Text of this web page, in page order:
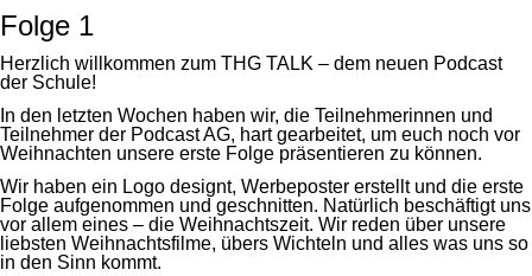
Folge 1
Herzlich willkommen zum THG TALK – dem neuen Podcast
der Schule!
In den letzten Wochen haben wir, die Teilnehmerinnen und
Teilnehmer der Podcast AG, hart gearbeitet, um euch noch vor
Weihnachten unsere erste Folge präsentieren zu können.
Wir haben ein Logo designt, Werbeposter erstellt und die erste
Folge aufgenommen und geschnitten. Natürlich beschäftigt uns
vor allem eines – die Weihnachtszeit. Wir reden über unsere
liebsten Weihnachtsfilme, übers Wichteln und alles was uns so
in den Sinn kommt.